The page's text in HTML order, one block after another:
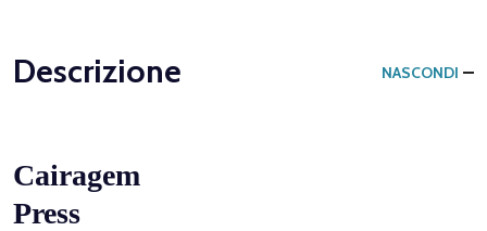
Descrizione NASCONDI
Cairagem
Press